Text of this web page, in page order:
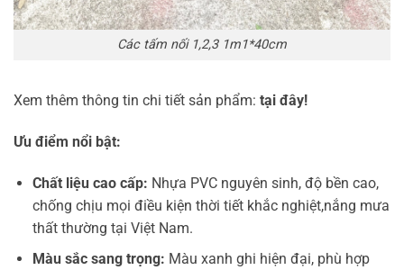
Các tấm nối 1,2,3 1m1*40cm
Xem thêm thông tin chi tiết sản phẩm: tại đây!
Ưu điểm nổi bật:
Chất liệu cao cấp: Nhựa PVC nguyên sinh, độ bền cao,
chống chịu mọi điều kiện thời tiết khắc nghiệt,nắng mưa
thất thường tại Việt Nam.
Màu sắc sang trọng: Màu xanh ghi hiện đại, phù hợp